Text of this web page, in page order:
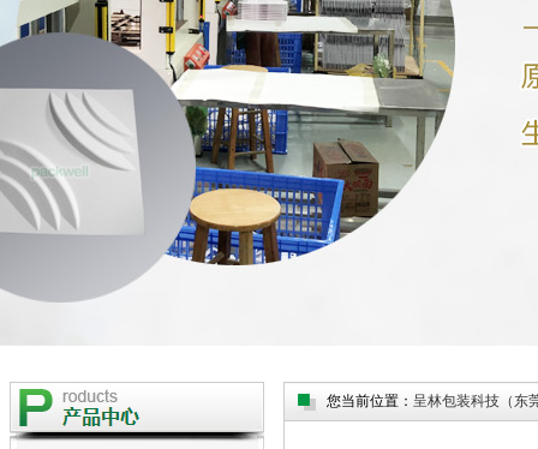
您当前位置： 呈林包装科技（东